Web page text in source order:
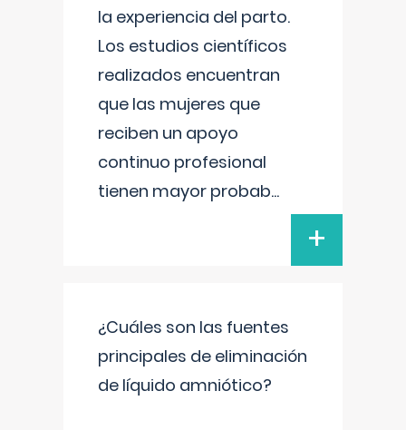
la experiencia del parto.
Los estudios científicos
realizados encuentran
que las mujeres que
reciben un apoyo
continuo profesional
tienen mayor probab...
+
¿Cuáles son las fuentes
principales de eliminación
de líquido amniótico?